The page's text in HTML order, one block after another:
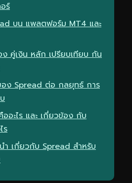
ร์
บน แพลตฟอร์ม MT4 และ
คู่เงิน หลัก เปรียบเทียบ กัน
อง Spread ต่อ กลยุทธ์ การ
อะไร และ เกี่ยวข้อง กับ
ร
ำ เกี่ยวกับ Spread สำหรับ